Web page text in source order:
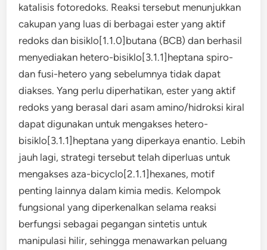
katalisis fotoredoks. Reaksi tersebut menunjukkan
cakupan yang luas di berbagai ester yang aktif
redoks dan bisiklo[1.1.0]butana (BCB) dan berhasil
menyediakan hetero-bisiklo[3.1.1]heptana spiro-
dan fusi-hetero yang sebelumnya tidak dapat
diakses. Yang perlu diperhatikan, ester yang aktif
redoks yang berasal dari asam amino/hidroksi kiral
dapat digunakan untuk mengakses hetero-
bisiklo[3.1.1]heptana yang diperkaya enantio. Lebih
jauh lagi, strategi tersebut telah diperluas untuk
mengakses aza-bicyclo[2.1.1]hexanes, motif
penting lainnya dalam kimia medis. Kelompok
fungsional yang diperkenalkan selama reaksi
berfungsi sebagai pegangan sintetis untuk
manipulasi hilir, sehingga menawarkan peluang